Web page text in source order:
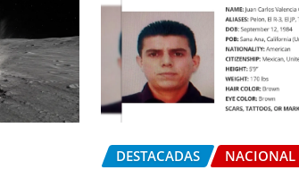
DESTACADAS NACIONAL